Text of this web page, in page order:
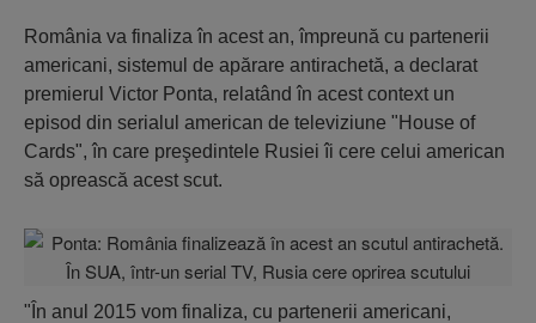
România va finaliza în acest an, împreună cu partenerii
americani, sistemul de apărare antirachetă, a declarat
premierul Victor Ponta, relatând în acest context un
episod din serialul american de televiziune "House of
Cards", în care preşedintele Rusiei îi cere celui american
să oprească acest scut.
"În anul 2015 vom finaliza, cu partenerii americani,